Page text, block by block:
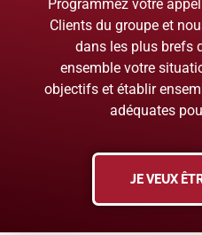
Programmez votre
Clients du groupe et
dans les plus brefs
ensemble votre
objectifs et établir
adéquates
JE VEUX